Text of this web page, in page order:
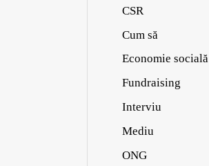
CSR
Cum să
Economie socială
Fundraising
Interviu
Mediu
ONG